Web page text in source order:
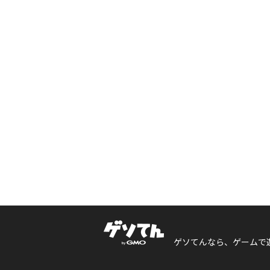
ゲソてんなら、ゲームで